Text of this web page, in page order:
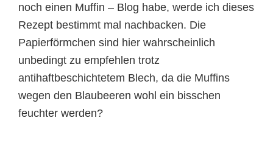
noch einen Muffin – Blog habe, werde ich dieses
Rezept bestimmt mal nachbacken. Die
Papierförmchen sind hier wahrscheinlich
unbedingt zu empfehlen trotz
antihaftbeschichtetem Blech, da die Muffins
wegen den Blaubeeren wohl ein bisschen
feuchter werden?